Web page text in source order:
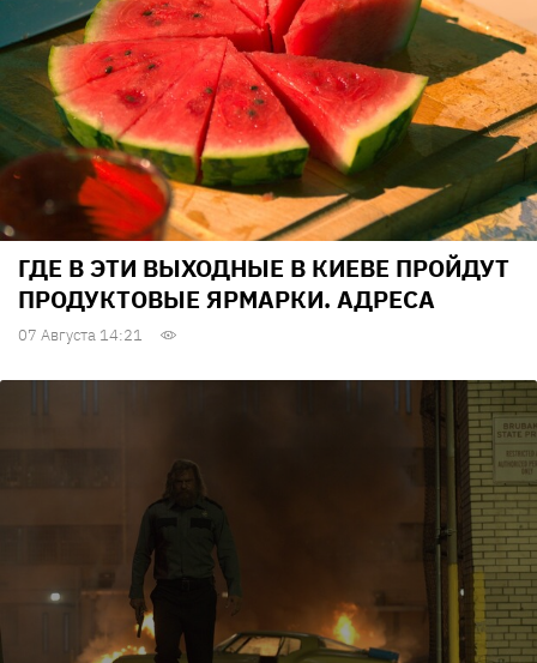
ГДЕ В ЭТИ ВЫХОДНЫЕ В КИЕВЕ ПРОЙДУТ
ПРОДУКТОВЫЕ ЯРМАРКИ. АДРЕСА
07 Августа 14:21